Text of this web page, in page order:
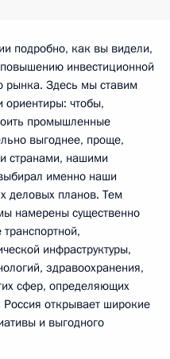
подробно, как вы видели,
инвестиционной
рынка. Здесь мы ставим
ориентиры: чтобы,
промышленные
выгоднее, проще,
странами, нашими
именно наши
деловых планов. Тем
намерены существенно
инфраструктуры,
здравоохранения,
сфер, определяющих
открывает широкие
и выгодного